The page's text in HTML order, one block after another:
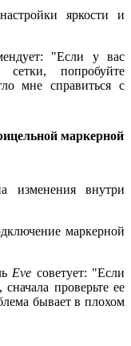
яркости и
"Если у вас
попробуйте
мне справиться с
маркерной
изменения внутри
маркерной
Eve советует: "Если
проверьте ее
бывает в плохом